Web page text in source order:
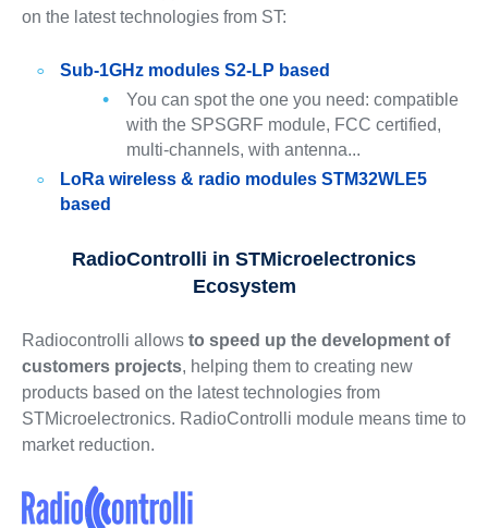
on the latest technologies from ST:
Sub-1GHz modules S2-LP based
You can spot the one you need: compatible
with the SPSGRF module, FCC certified,
multi-channels, with antenna...
LoRa wireless & radio modules STM32WLE5
based
RadioControlli in STMicroelectronics
Ecosystem
Radiocontrolli allows to speed up the development of
customers projects, helping them to creating new
products based on the latest technologies from
STMicroelectronics. RadioControlli module means time to
market reduction.